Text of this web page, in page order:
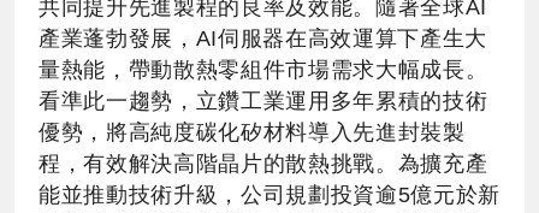
共同提升先進製程的良率及效能。隨著全球AI
產業蓬勃發展，AI伺服器在高效運算下產生大
量熱能，帶動散熱零組件市場需求大幅成長。
看準此一趨勢，立鑽工業運用多年累積的技術
優勢，將高純度碳化矽材料導入先進封裝製
程，有效解決高階晶片的散熱挑戰。為擴充產
能並推動技術升級，公司規劃投資逾5億元於新